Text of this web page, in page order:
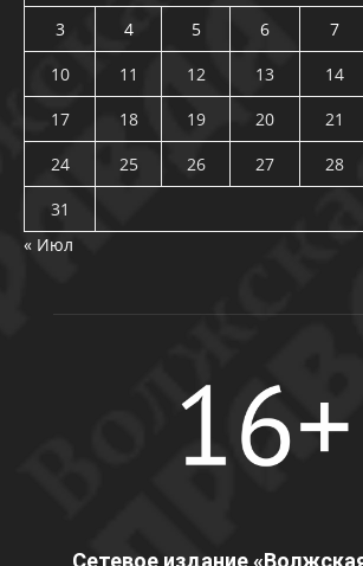
3
4 5 6 7
10
11 12 13 14
17
18 19 20 21
24
25 26 27 28
31
« Июл
Сетевое издание